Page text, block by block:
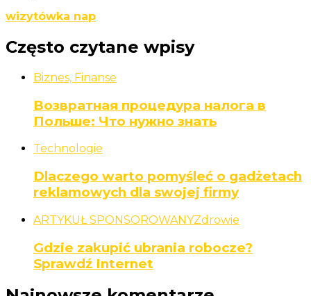
wizytówka nap
Często czytane wpisy
Biznes, Finanse
Возвратная процедура налога в
Польше: Что нужно знать
Technologie
Dlaczego warto pomyśleć o gadżetach
reklamowych dla swojej firmy
ARTYKUŁ SPONSOROWANYZdrowie
Gdzie zakupić ubrania robocze?
Sprawdź Internet